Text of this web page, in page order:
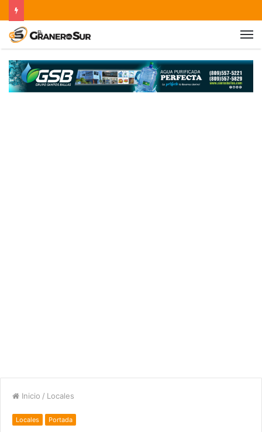
Inicio / Locales
Locales Portada